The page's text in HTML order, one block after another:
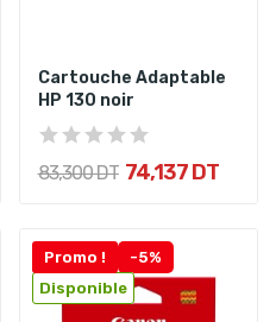
Cartouche Adaptable
HP 130 noir
83,300 DT 74,137 DT
Promo !
-5%
Disponible